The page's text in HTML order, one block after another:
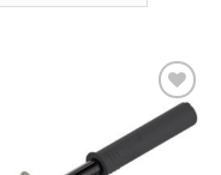
Add to
Wishlist